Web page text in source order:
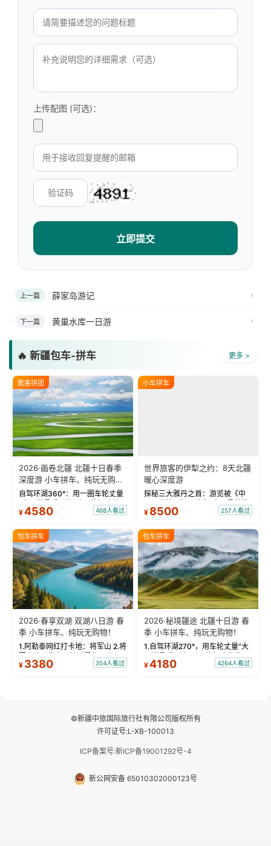
上传配图 (可选)：
立即提交
上一篇 薛家岛游记
下一篇 黄巢水库一日游
🔥 新疆包车-拼车 更多 >
散客拼团
2026·画卷北疆 北疆十日春季
深度游 小车拼车、纯玩无购
物！
自驾环湖360°：用一圈车轮丈量
“大西洋最后一滴眼泪”的极致蔚
蓝。 赛湖旅拍：甄选多款风格服
绝美瞬间。 赛湖坦克300跟车视
频：专业摄影师...
¥4580 468人看过
小车拼车
世界旅客的伊犁之约：8天北疆
暖心深度游
探秘三大雅丹之首：游览被《中
国国家地理》评选为“中国最美的
三大雅丹”第一名的克拉玛依魔鬼
瓦人最大村落——禾木村，欣赏
晨雾与小木...
¥ 8500 257人看过
包车拼车
2026·春享双湖 双湖八日游 春
季 小车拼车、纯玩无购物！
1.阿勒泰网红打卡地：将军山 2.将
军山落日缆车，体验雪都风光 3.
将军山，夕阳派对，蹦迪party 4.
¥ 3380 354人看过
包车拼车
2026·秘境疆途 北疆十日游 春
季 小车拼车、纯玩无购物！
1.自驾环湖270°，用车轮丈量“大
西洋最后一滴眼泪”的极致蔚蓝，
让雪山、花海与深邃湖水在转弯
¥4180 4264人看过
©新疆中旅国际旅行社有限公司版权所有
许可证号:L-XB-100013
ICP备案号:新ICP备19001292号-4
新公网安备 65010302000123号